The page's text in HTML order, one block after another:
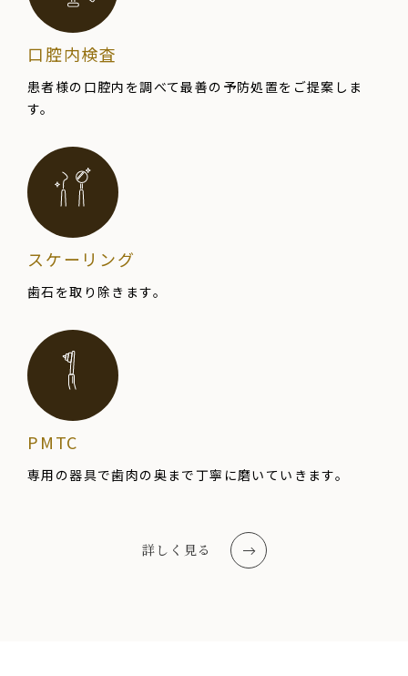
詳しく見る
口腔内検査
患者様の口腔内を調べて最善の 予防処置を ご提案しま
す。
スケーリング
歯石を取り除きます。
PMTC
専用の器具で歯肉の奥まで丁寧 に磨いていきます。